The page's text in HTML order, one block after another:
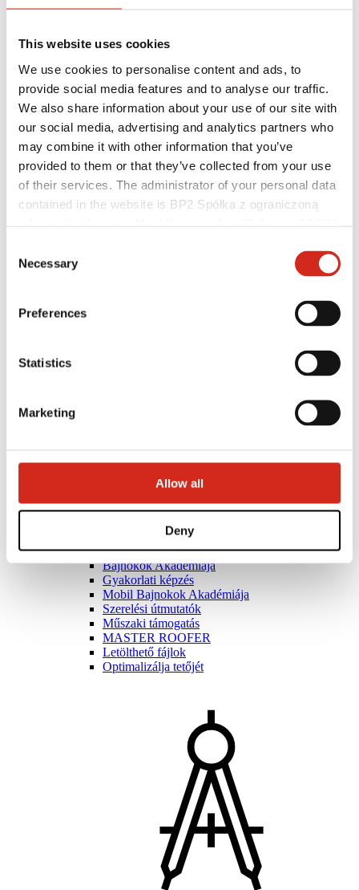
This website uses cookies
We use cookies to personalise content and ads, to
provide social media features and to analyse our traffic.
We also share information about your use of our site with
our social media, advertising and analytics partners who
may combine it with other information that you’ve
provided to them or that they’ve collected from your use
of their services. The administrator of your personal data
contained in the website is BP2 Spółka z ograniczoną
121387608.
Selection
Necessary
Preferences
Statistics
Marketing
Allow all
Deny
Forgalmazók
Kivitelezők
Bajnokok Akadémiája
Gyakorlati képzés
Mobil Bajnokok Akadémiája
Szerelési útmutatók
Műszaki támogatás
MASTER ROOFER
Letölthető fájlok
Optimalizálja tetőjét